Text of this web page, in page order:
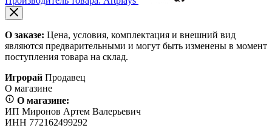
О заказе: Цена, условия, комплектация и внешний вид
являются предварительными и могут быть изменены в момент
поступления товара на склад.
Игрорай Продавец
О магазине
О магазине:
ИП Миронов Артем Валерьевич
ИНН 772162499292